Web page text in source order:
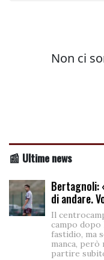
📰 Ultime news
Bertagnoli:
di andare.
Il
campo dopo
fastidio, ma
manca,
partire